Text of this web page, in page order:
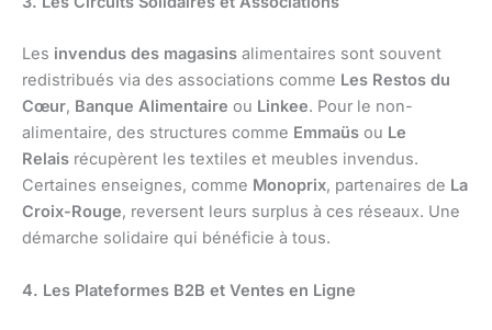
Les invendus des magasins alimentaires sont souvent
redistribués via des associations comme Les Restos du
Cœur, Banque Alimentaire ou Linkee. Pour le non-
alimentaire, des structures comme Emmaüs ou Le
Relais récupèrent les textiles et meubles invendus.
Certaines enseignes, comme Monoprix, partenaires de La
Croix-Rouge, reversent leurs surplus à ces réseaux. Une
démarche solidaire qui bénéficie à tous.
4. Les Plateformes B2B et Ventes en Ligne